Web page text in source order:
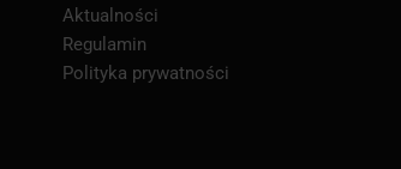
Aktualności
Regulamin
Polityka prywatności